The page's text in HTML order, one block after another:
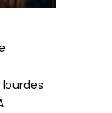
lourdes